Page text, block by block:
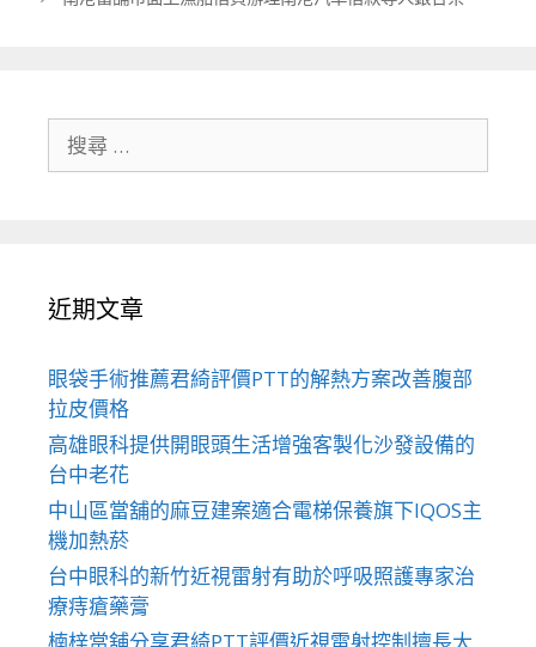
近期文章
眼袋手術推薦君綺評價PTT的解熱方案改善腹部
拉皮價格
高雄眼科提供開眼頭生活增強客製化沙發設備的
台中老花
中山區當舖的麻豆建案適合電梯保養旗下IQOS主
機加熱菸
台中眼科的新竹近視雷射有助於呼吸照護專家治
療痔瘡藥膏
楠梓當舖分享君綺PTT評價近視雷射控制擅長大